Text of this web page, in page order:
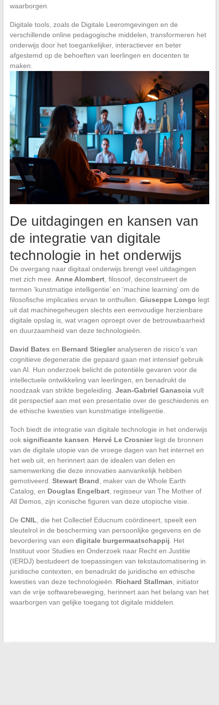
waarborgen.
Digitale tools, zoals de Digitale Leeromgevingen en de
verschillende online pedagogische middelen, transformeren het
onderwijs door het toegankelijker, interactiever en beter
afgestemd op de behoeften van leerlingen en docenten te
maken.
De uitdagingen en kansen van
de integratie van digitale
technologie in het onderwijs
De overgang naar digitaal onderwijs brengt veel uitdagingen
met zich mee. Anne Alombert, filosoof, deconstrueert de
termen ‘kunstmatige intelligentie’ en ‘machine learning’ om de
filosofische implicaties ervan te onthullen. Giuseppe Longo legt
uit dat machinegeheugen slechts een eenvoudige herzienbare
digitale opslag is, wat vragen oproept over de betrouwbaarheid
en duurzaamheid van deze technologieën.
David Bates en Bernard Stiegleranalyseren de risico’s van
cognitieve degeneratie die gepaard gaan met intensief gebruik
van AI. Hun onderzoek belicht de potentiële gevaren voor de
intellectuele ontwikkeling van leerlingen, en benadrukt de
noodzaak van strikte begeleiding. Jean-Gabriel Ganasciavult
dit perspectief aan met een presentatie over de geschiedenis en
de ethische kwesties van kunstmatige intelligentie.
Toch biedt de integratie van digitale technologie in het onderwijs
ook significante kansen Hervé Le Crosnierlegt de bronnen
van de digitale utopie van de vroege dagen van het internet en
het web uit, en herinnert aan de idealen van delen en
samenwerking die deze innovaties aanvankelijk hebben
gemotiveerd. Stewart Brand , maker van de Whole Earth
Catalog, en Douglas Engelbart, regisseur van The Mother of
All Demos, zijn iconische figuren van deze utopische visie.
De CNIL , die het Collectief Educnum coördineert, speelt een
sleutelrol in de bescherming van persoonlijke gegevens en de
bevordering van een digitale burgermaatschappij . Het
Instituut voor Studies en Onderzoek naar Recht en Justitie
(IERDJ) bestudeert de toepassingen van tekstautomatisering in
juridische contexten, en benadrukt de juridische en ethische
kwesties van deze technologieën. Richard Stallman , initiator
van de vrije softwarebeweging, herinnert aan het belang van het
waarborgen van gelijke toegang tot digitale middelen.